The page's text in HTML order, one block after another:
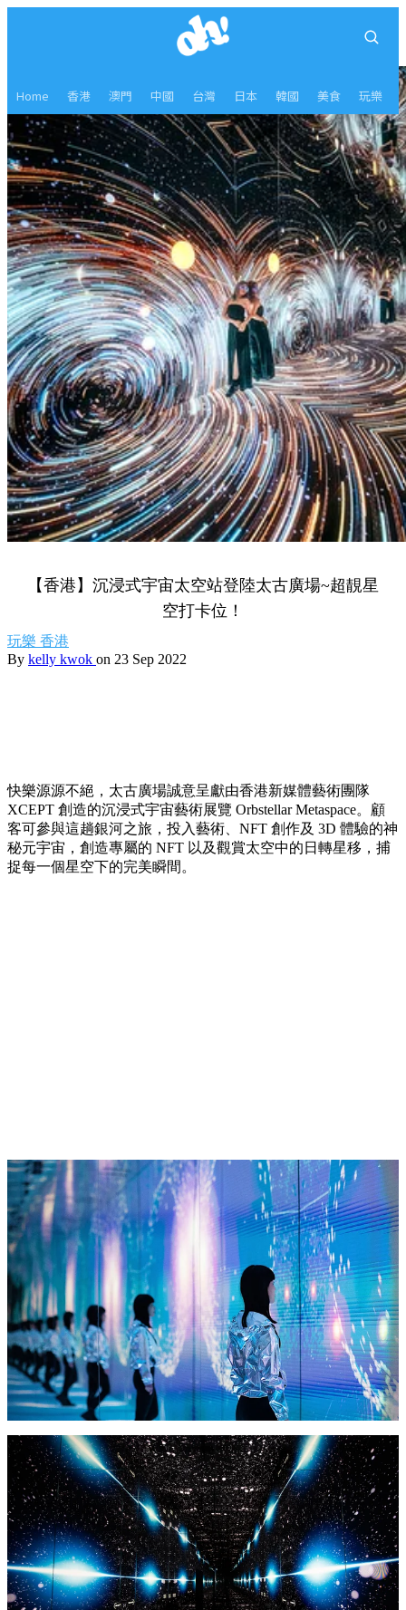
Home 香港 澳門 中國 台灣 日本 韓國 美食 玩樂
【香港】沉浸式宇宙太空站登陸太古廣場~超靚星
空打卡位！
玩樂 香港
By kelly kwok on 23 Sep 2022
快樂源源不絕，太古廣場誠意呈獻由香港新媒體藝術團隊
XCEPT 創造的沉浸式宇宙藝術展覽 Orbstellar Metaspace。顧
客可參與這趟銀河之旅，投入藝術、NFT 創作及 3D 體驗的神
秘元宇宙，創造專屬的 NFT 以及觀賞太空中的日轉星移，捕
捉每一個星空下的完美瞬間。